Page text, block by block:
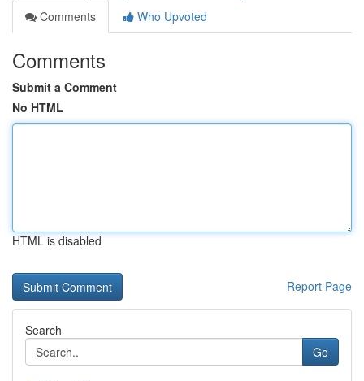
Comments
Who Upvoted
Comments
Submit a Comment
No HTML
HTML is disabled
Report Page
Search
Go